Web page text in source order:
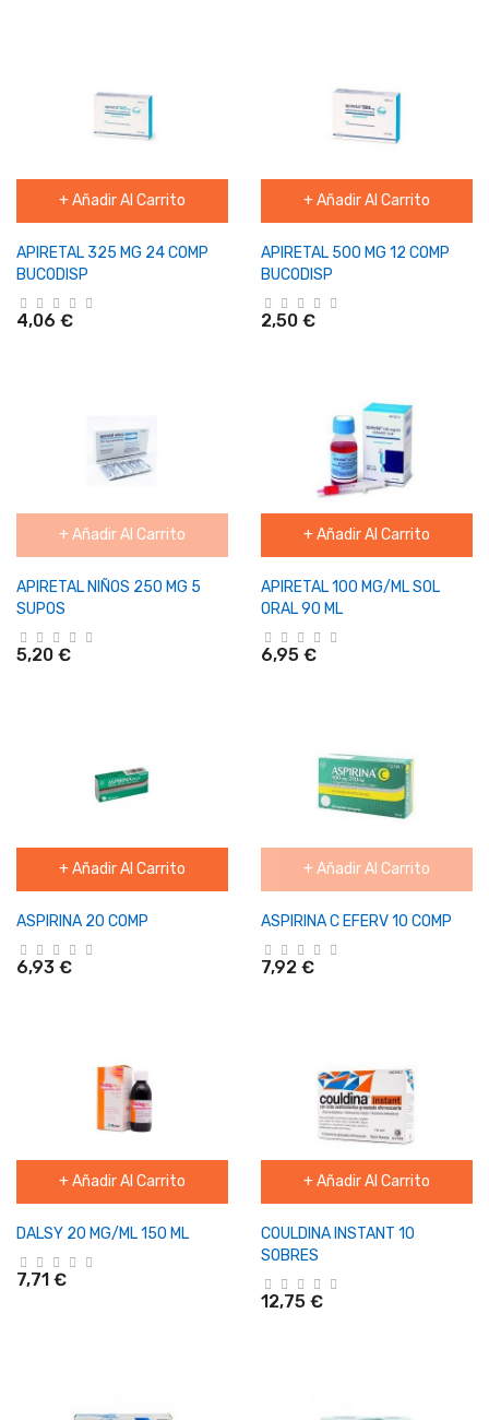
+ Añadir Al Carrito
APIRETAL 325 MG 24 COMP
BUCODISP
4,06 €
+ Añadir Al Carrito
APIRETAL 500 MG 12 COMP
BUCODISP
2,50 €
+ Añadir Al Carrito
APIRETAL NIÑOS 250 MG 5
SUPOS
5,20 €
+ Añadir Al Carrito
APIRETAL 100 MG/ML SOL
ORAL 90 ML
6,95 €
+ Añadir Al Carrito
ASPIRINA 20 COMP
6,93 €
+ Añadir Al Carrito
ASPIRINA C EFERV 10 COMP
7,92 €
+ Añadir Al Carrito
DALSY 20 MG/ML 150 ML
7,71 €
+ Añadir Al Carrito
COULDINA INSTANT 10
SOBRES
12,75 €